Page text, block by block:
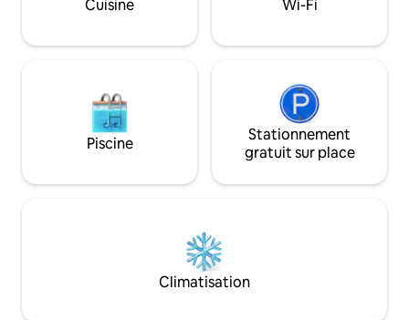
jardin, vous utiliserez une pergola avec
extérieur et un jacuzzi.
réchaufferez
pour vous.
Cuisine Wi-Fi
Piscine
Stationnement
gratuit sur place
Climatisation